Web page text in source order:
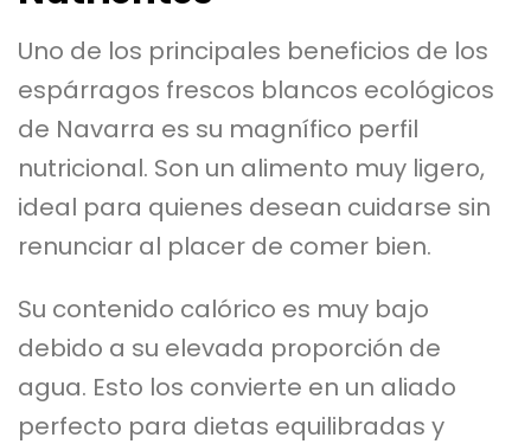
Uno de los principales beneficios de los
espárragos frescos blancos ecológicos
de Navarra es su magnífico perfil
nutricional. Son un alimento muy ligero,
ideal para quienes desean cuidarse sin
renunciar al placer de comer bien.
Su contenido calórico es muy bajo
debido a su elevada proporción de
agua. Esto los convierte en un aliado
perfecto para dietas equilibradas y